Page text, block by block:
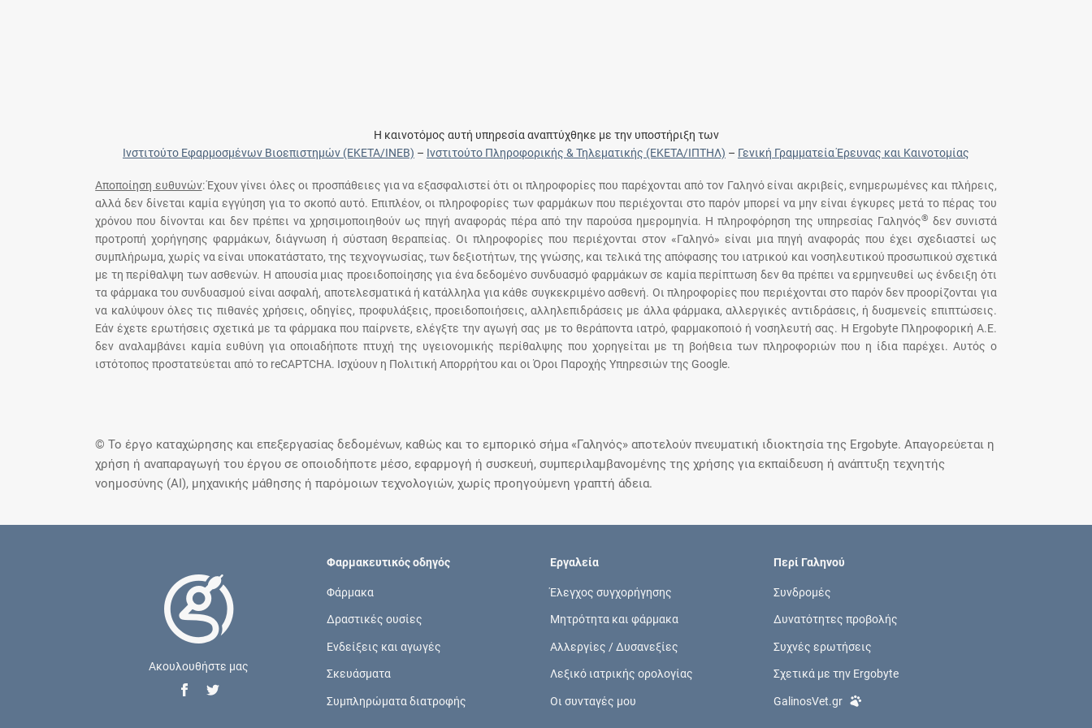
Η καινοτόμος αυτή υπηρεσία αναπτύχθηκε με την υποστήριξη των
Ινστιτούτο Εφαρμοσμένων Βιοεπιστημών (ΕΚΕΤΑ/ΙΝΕΒ) – Ινστιτούτο Πληροφορικής & Τηλεματικής (ΕΚΕΤΑ/ΙΠΤΗΛ) – Γενική Γραμματεία Έρευνας και Καινοτομίας
Αποποίηση ευθυνών: Έχουν γίνει όλες οι προσπάθειες για να εξασφαλιστεί ότι οι πληροφορίες που παρέχονται από τον Γαληνό είναι ακριβείς, ενημερωμένες και πλήρεις,
αλλά δεν δίνεται καμία εγγύηση για το σκοπό αυτό. Επιπλέον, οι πληροφορίες των φαρμάκων που περιέχονται στο παρόν μπορεί να μην είναι έγκυρες μετά το πέρας του
χρόνου που δίνονται και δεν πρέπει να χρησιμοποιηθούν ως πηγή αναφοράς πέρα από την παρούσα ημερομηνία. Η πληροφόρηση της υπηρεσίας Γαληνός® δεν συνιστά
προτροπή χορήγησης φαρμάκων, διάγνωση ή σύσταση θεραπείας. Οι πληροφορίες που περιέχονται στον «Γαληνό» είναι μια πηγή αναφοράς που έχει σχεδιαστεί ως
συμπλήρωμα, χωρίς να είναι υποκατάστατο, της τεχνογνωσίας, των δεξιοτήτων, της γνώσης, και τελικά της απόφασης του ιατρικού και νοσηλευτικού προσωπικού σχετικά
με τη περίθαλψη των ασθενών. Η απουσία μιας προειδοποίησης για ένα δεδομένο συνδυασμό φαρμάκων σε καμία περίπτωση δεν θα πρέπει να ερμηνευθεί ως ένδειξη ότι
τα φάρμακα του συνδυασμού είναι ασφαλή, αποτελεσματικά ή κατάλληλα για κάθε συγκεκριμένο ασθενή. Οι πληροφορίες που περιέχονται στο παρόν δεν προορίζονται για
να καλύψουν όλες τις πιθανές χρήσεις, οδηγίες, προφυλάξεις, προειδοποιήσεις, αλληλεπιδράσεις με άλλα φάρμακα, αλλεργικές αντιδράσεις, ή δυσμενείς επιπτώσεις.
Εάν έχετε ερωτήσεις σχετικά με τα φάρμακα που παίρνετε, ελέγξτε την αγωγή σας με το θεράποντα ιατρό, φαρμακοποιό ή νοσηλευτή σας. Η Ergobyte Πληροφορική Α.Ε.
δεν αναλαμβάνει καμία ευθύνη για οποιαδήποτε πτυχή της υγειονομικής περίθαλψης που χορηγείται με τη βοήθεια των πληροφοριών που η ίδια παρέχει. Αυτός ο
ιστότοπος προστατεύεται από το reCAPTCHA. Ισχύουν η Πολιτική Απορρήτου και οι Όροι Παροχής Υπηρεσιών της Google.
© Το έργο καταχώρησης και επεξεργασίας δεδομένων, καθώς και το εμπορικό σήμα «Γαληνός» αποτελούν πνευματική ιδιοκτησία της Ergobyte. Απαγορεύεται η
χρήση ή αναπαραγωγή του έργου σε οποιοδήποτε μέσο, εφαρμογή ή συσκευή, συμπεριλαμβανομένης της χρήσης για εκπαίδευση ή ανάπτυξη τεχνητής
νοημοσύνης (AI), μηχανικής μάθησης ή παρόμοιων τεχνολογιών, χωρίς προηγούμενη γραπτή άδεια.
Ακουλουθήστε μας
Φαρμακευτικός οδηγός
Φάρμακα
Δραστικές ουσίες
Ενδείξεις και αγωγές
Σκευάσματα
Συμπληρώματα διατροφής
Εργαλεία
Έλεγχος συγχορήγησης
Μητρότητα και φάρμακα
Αλλεργίες / Δυσανεξίες
Λεξικό ιατρικής ορολογίας
Οι συνταγές μου
Περί Γαληνού
Συνδρομές
Δυνατότητες προβολής
Συχνές ερωτήσεις
Σχετικά με την Ergobyte
GalinosVet.gr